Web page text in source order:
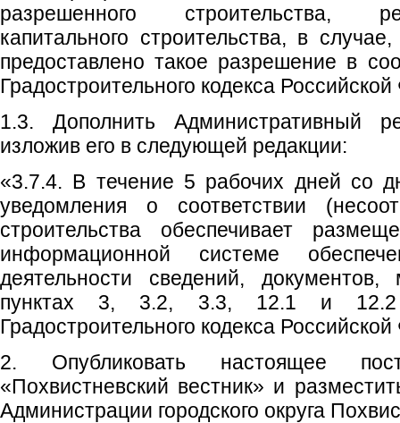
разрешенного строительства,
капитального строительства, в
предоставлено такое разрешение в
Градостроительного кодекса
1.3. Дополнить Административный
изложив его в следующей редакции:
«3.7.4. В течение 5 рабочих дней со
уведомления о соответствии
строительства обеспечивает
информационной системе
деятельности сведений, документов,
пунктах 3, 3.2, 3.3, 12.1 и
Градостроительного кодекса
2. Опубликовать настоящее
«Похвистневский вестник» и
Администрации городского округа